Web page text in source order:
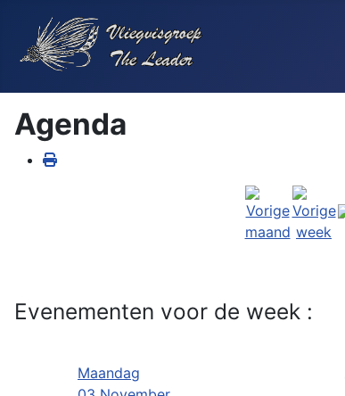
Agenda
Evenementen voor de week :
Maandag